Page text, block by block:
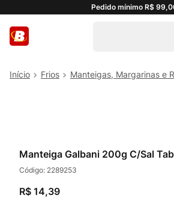
Pedido mínimo R$
Frios Manteigas, Margarinas e
Manteiga Galbani 200g C/Sal
Código: 2289253
R$ 14,39